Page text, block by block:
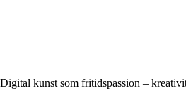
Digital kunst som fritidspassion –